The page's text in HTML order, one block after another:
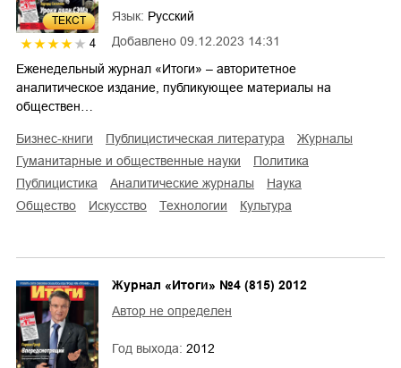
ТЕКСТ
4 Добавлено 09.12.2023 14:31
Язык: Русский
Еженедельный журнал «Итоги» – авторитетное
аналитическое издание, публикующее материалы на
обществен…
бизнес-книги публицистическая литература
журналы
гуманитарные и общественные науки
политика
публицистика
аналитические журналы
наука
общество
искусство технологии культура
Журнал «Итоги» №4 (815) 2012
Автор не определен
Год выхода: 2012